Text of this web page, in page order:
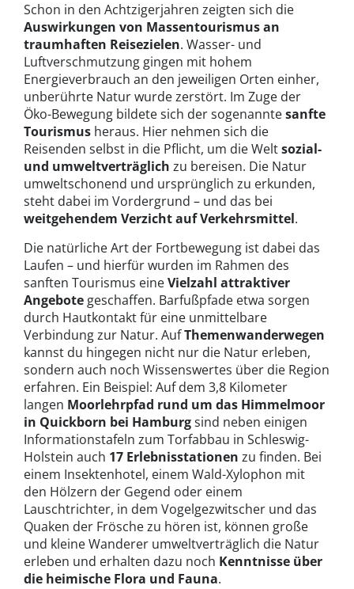
Schon in den Achtzigerjahren zeigten sich die
Auswirkungen von Massentourismus an
traumhaften Reisezielen. Wasser- und
Luftverschmutzung gingen mit hohem
Energieverbrauch an den jeweiligen Orten einher,
unberührte Natur wurde zerstört. Im Zuge der
Öko-Bewegung bildete sich der sogenanntesanfte
Tourismus heraus. Hier nehmen sich die
Reisenden selbst in die Pflicht, um die Weltsozial-
und umweltverträglich zu bereisen. Die Natur
umweltschonend und ursprünglich zu erkunden,
steht dabei im Vordergrund – und das bei
weitgehendem Verzicht auf Verkehrsmittel.
Die natürliche Art der Fortbewegung ist dabei das
Laufen – und hierfür wurden im Rahmen des
sanften Tourismus eineVielzahl attraktiver
Angebote geschaffen. Barfußpfade etwa sorgen
durch Hautkontakt für eine unmittelbare
Verbindung zur Natur. AufThemenwanderwegen
kannst du hingegen nicht nur die Natur erleben,
sondern auch noch Wissenswertes über die Region
erfahren. Ein Beispiel: Auf dem 3,8 Kilometer
langen Moorlehrpfad rund um das Himmelmoor
in Quickborn bei Hamburgsind neben einigen
Informationstafeln zum Torfabbau in Schleswig-
Holstein auch 17 Erlebnisstationen zu finden. Bei
einem Insektenhotel, einem Wald-Xylophon mit
den Hölzern der Gegend oder einem
Lauschtrichter, in dem Vogelgezwitscher und das
Quaken der Frösche zu hören ist, können große
und kleine Wanderer umweltverträglich die Natur
erleben und erhalten dazu noch Kenntnisse über
die heimische Flora und Fauna.